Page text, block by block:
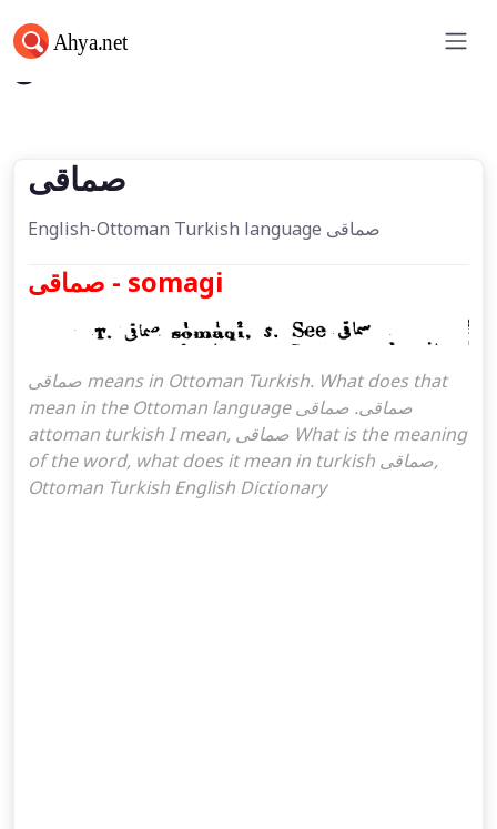
صماقی
صماقی
English-Ottoman Turkish language صماقی
صماقی - somagi
صماقی means in Ottoman Turkish. What does that
mean in the Ottoman language صماقی. صماقی
attoman turkish I mean, صماقی What is the meaning
of the word, what does it mean in turkish صماقی,
Ottoman Turkish English Dictionary